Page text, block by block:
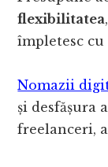
flexibilitatea,
împletesc
Nomazii
și desfășura
freelanceri,